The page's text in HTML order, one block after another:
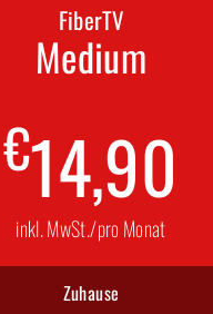
FiberTV
Medium
€14,90
inkl. MwSt./pro Monat
Zuhause